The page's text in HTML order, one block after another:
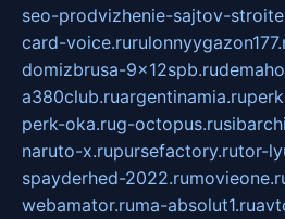
seo-prodvizhenie-sajtov-
card-voice.ru
domizbrusa-9x12spb.ru
a380club.ruargentinamia.ru
perk-oka.rug-octopus.ru
naruto-x.rupursefactory.rutor-
spayderhed-2022.ru
webamator.ruma-absolut1.ru